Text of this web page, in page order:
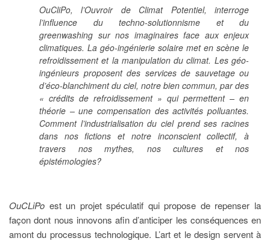
OuCliPo, l’Ouvroir de Climat Potentiel, interroge
l’influence du techno-solutionnisme et du
greenwashing sur nos imaginaires face aux enjeux
climatiques. La géo-ingénierie solaire met en scène le
refroidissement et la manipulation du climat. Les géo-
ingénieurs proposent des services de sauvetage ou
d’éco-blanchiment du ciel, notre bien commun, par des
« crédits de refroidissement » qui permettent – en
théorie – une compensation des activités polluantes.
Comment l’industrialisation du ciel prend ses racines
dans nos fictions et notre inconscient collectif, à
travers nos mythes, nos cultures et nos
épistémologies?
OuCLiPo est un projet spéculatif qui propose de repenser la
façon dont nous innovons afin d’anticiper les conséquences en
amont du processus technologique. L’art et le design servent à